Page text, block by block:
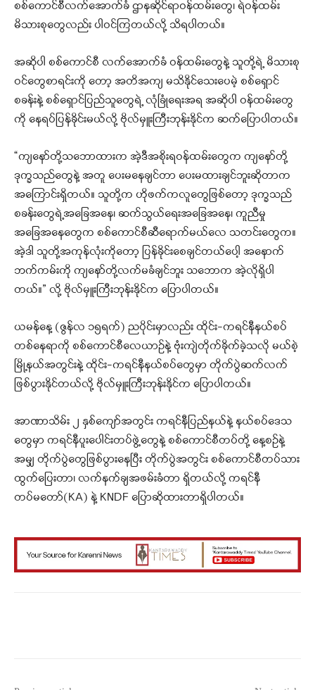
စစ်ကောင်စီလက်အောက်ခံ ဌာနဆိုင်ရာဝန်ထမ်းတွေ၊ ရဲဝန်ထမ်း
မိသားစုတွေလည်း ပါဝင်ကြတယ်လို့ သိရပါတယ်။
အဆိုပါ စစ်ကောင်စီ လက်အောက်ခံ ဝန်ထမ်းတွေနဲ့ သူတို့ရဲ့ မိသားစု
ဝင်တွေစာရင်းကို တော့ အတိအကျ မသိနိုင်သေးပေမဲ့ စစ်ရှောင်
စခန်းနဲ့ စစ်ရှောင်ပြည်သူတွေရဲ့ လုံခြုံရေးအရ အဆိုပါ ဝန်ထမ်းတွေ
ကို နေရပ်ပြန်ခိုင်းမယ်လို့ ဗိုလ်မှူးကြီးဘုန်းနိုင်က ဆက်ပြောပါတယ်။
“ကျနော်တို့သဘောထားက အဲ့ဒီအစိုးရဝန်ထမ်းတွေက ကျနော်တို့
ဒုက္ခသည်တွေနဲ့ အတူ ပေးမနေချင်တာ ပေးမထားချင်ဘူးဆိုတာက
အကြောင်းရှိတယ်။ သူတို့က ဟိုဖက်ကလူတွေဖြစ်တော့ ဒုက္ခသည်
စခန်းတွေရဲ့အခြေအနေ၊ ဆက်သွယ်ရေးအခြေအနေ၊ ကူညီမှု
အခြေအနေတွေက စစ်ကောင်စီဆီရောက်မယ်လေ သတင်းတွေက။
အဲ့ဒါ သူတို့အကုန်လုံးကိုတော့ ပြန်ခိုင်းစေချင်တယ်ပေါ့ အနောက်
ဘက်ကမ်းကို ကျနော်တို့လက်မခံချင်ဘူး သဘောက အဲ့လိုရှိပါ
တယ်။” လို့ ဗိုလ်မှူးကြီးဘုန်းနိုင်က ပြောပါတယ်။
ယမန်နေ့ (ဇွန်လ ၁၅ရက်) ညပိုင်းမှာလည်း ထိုင်း-ကရင်နီနယ်စပ်
တစ်နေရာကို စစ်ကောင်စီလေယာဉ်နဲ့ ဗုံးကျဲတိုက်ခိုက်ခဲ့သလို မယ်စဲ့
မြို့နယ်အတွင်းနဲ့ ထိုင်း-ကရင်နီနယ်စပ်တွေမှာ တိုက်ပွဲဆက်လက်
ဖြစ်ပွားနိုင်တယ်လို့ ဗိုလ်မှူးကြီးဘုန်းနိုင်က ပြောပါတယ်။
အာဏာသိမ်း ၂ နှစ်ကျော်အတွင်း ကရင်နီပြည်နယ်နဲ့ နယ်စပ်ဒေသ
တွေမှာ ကရင်နီပူးပေါင်းတပ်ဖွဲ့တွေနဲ့ စစ်ကောင်စီတပ်တို့ နေ့စဉ်နဲ့
အမျှ တိုက်ပွဲတွေဖြစ်ပွားနေပြီး တိုက်ပွဲအတွင်း စစ်ကောင်စီတပ်သား
ထွက်ပြေးတာ၊ လက်နက်ချအဖမ်းခံတာ ရှိတယ်လို့ ကရင်နီ
တပ်မတော်(KA) နဲ့ KNDF ပြောဆိုထားတာရှိပါတယ်။